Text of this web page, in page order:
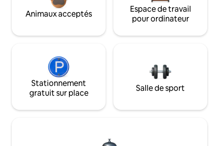
Animaux acceptés
Espace de travail
pour ordinateur
Stationnement
gratuit sur place
Salle de sport